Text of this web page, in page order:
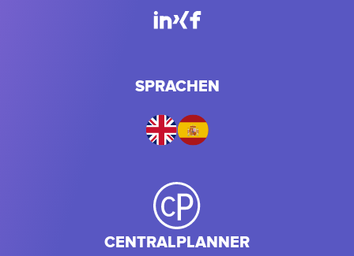
SPRACHEN
CENTRALPLANNER